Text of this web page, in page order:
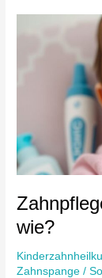
wie?
Zahnspange /